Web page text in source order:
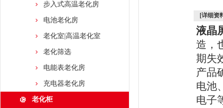
步入式高温老化房
电池老化房
老化室|高温老化室
老化筛选
电能表老化房
充电器老化房
老化柜
[详细资
液晶
造，
期失
产品
电池
电子